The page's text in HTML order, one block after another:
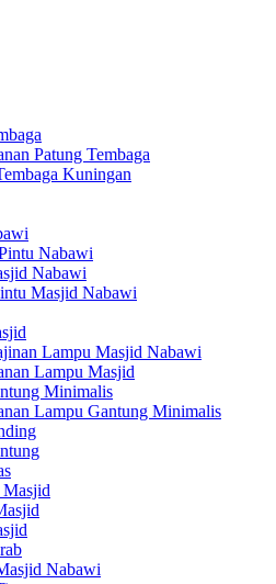
Patung Tembaga
Kuningan
Nabawi
Nabawi
Masjid Nabawi
Lampu Masjid Nabawi
Lampu Masjid
Minimalis
Lampu Gantung Minimalis
Nabawi